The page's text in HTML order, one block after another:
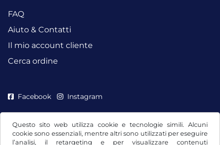
Questo sito web utilizza cookie e tecnologie simili. Alcuni
cookie sono essenziali, mentre altri sono utilizzati per eseguire
l’analisi, il retargeting e per visualizzare contenuti
FAQ
Aiuto & Contatti
Il mio account cliente
Cerca ordine
Facebook Instagram